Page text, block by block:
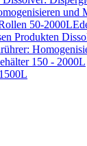
und
50-2000L
Produkten
150 - 2000L